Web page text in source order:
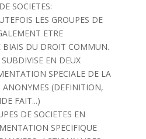
SOCIETES:
LES GROUPES DE
ETRE
BIAIS DU DROIT COMMUN.
EN DEUX
SPECIALE DE LA
ANONYMES (DEFINITION,
FAIT...)
DE SOCIETES EN
SPECIFIQUE